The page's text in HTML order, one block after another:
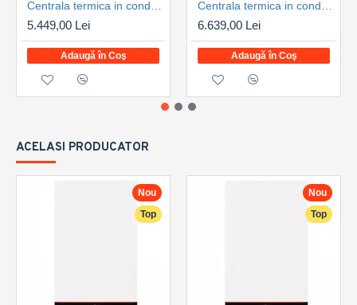
5.449,00 Lei
Adaugă în Coş
6.639,00 Lei
Adaugă în Coş
ACELASI PRODUCATOR
Nou
Top
Nou
Top